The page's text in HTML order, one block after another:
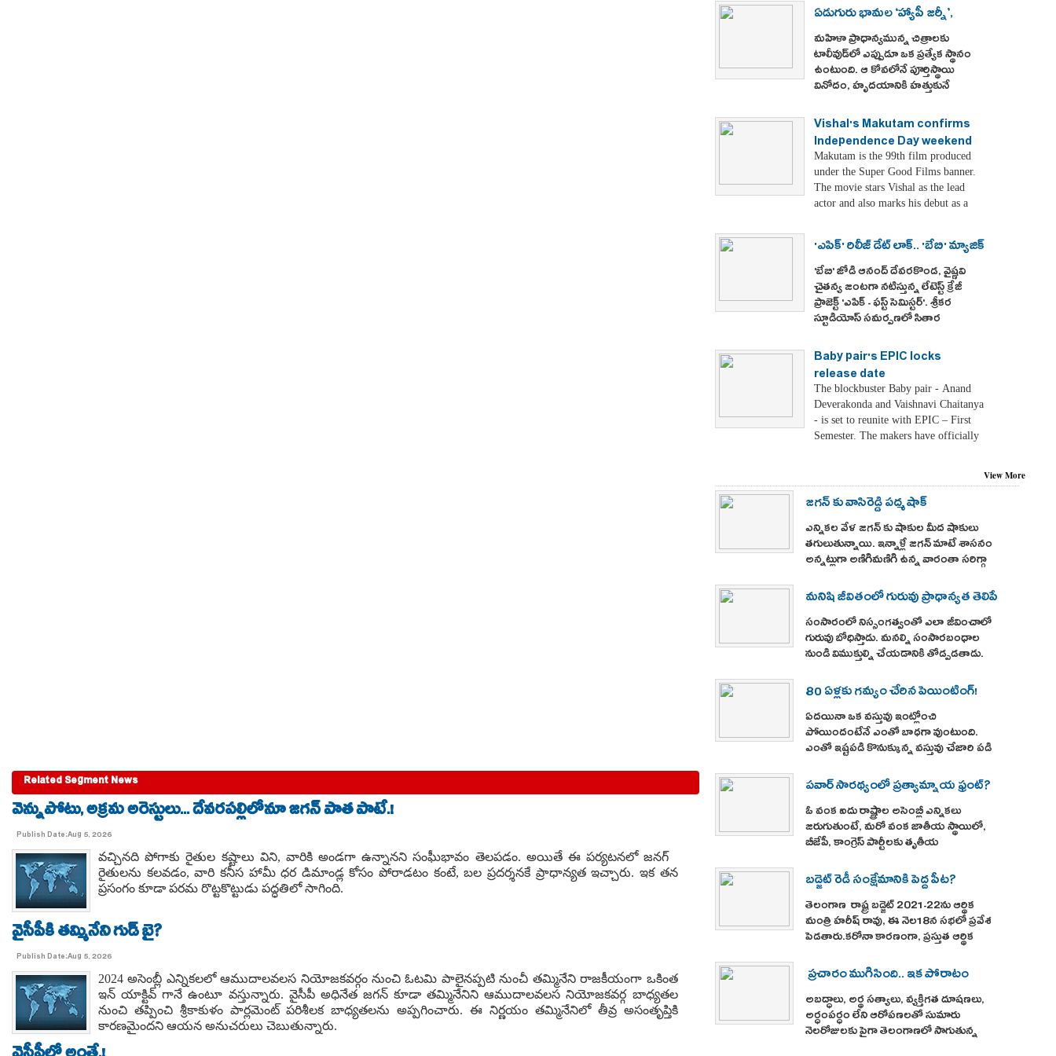
Related Segment News
వెన్నుపోటు, అక్రమ అరెస్టులు... దేవరపల్లిలోనూ జగన్ పాత పాటే.!
Publish Date:Aug 5, 2026
వచ్చినది పోగాకు రైతుల కష్టాలు విని, వారికి అండగా ఉన్నానని సంఘీభావం తెలపడం. అయితే ఈ పర్యటనలో జనగ్
రైతులను కలవడం, వారి కనీస హామీ ధర డిమాండ్ల కోసం పోరాడటం కంటే, బల ప్రదర్శనకే ప్రాధాన్యత ఇచ్చారు. ఇక తన
ప్రసంగం కూడా పరమ రొట్టకొట్టుడు పద్ధతిలో సాగింది.
వైసీపీకి తమ్మినేని గుడ్ బై?
Publish Date:Aug 5, 2026
2024 అసెంబ్లీ ఎన్నికలలో ఆముదాలవలస నియోజకవర్గం నుంచి ఓటమి పాలైనప్పటి నుంచీ తమ్మినేని రాజకీయంగా ఒకింత
ఇన్ యాక్టివ్ గానే ఉంటూ వస్తున్నారు. వైసీపీ అధినేత జగన్ కూడా తమ్మినేనిని ఆముదాలవలస నియోజకవర్గ బాధ్యతల
నుంచి తప్పించి శ్రీకాకుళం పార్లమెంట్ పరిశీలక బాధ్యతలను అప్పగించారు. ఈ నిర్ణయం తమ్మినేనిలో తీవ్ర అసంతృప్తికి
కారణమైందని ఆయన అనుచరులు చెబుతున్నారు.